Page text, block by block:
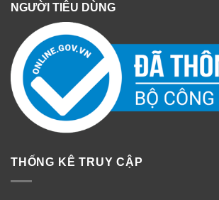
NGƯỜI TIÊU DÙNG
THỐNG KÊ TRUY CẬP